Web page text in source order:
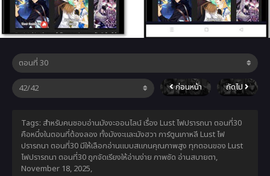
ก่อนหน้า ถัดไป
Tags: สำหรับคนชอบอ่านมังงะออนไลน์ เรื่อง Lust ไฟปรารถนา ตอนที่30
คือหนึ่งในตอนที่ต้องลอง ทั้งมังงะและมังฮวา การ์ตูนเกาหลี Lust ไฟ
ปรารถนา ตอนที่30 มีให้เลือกอ่านแบบสแกนคุณภาพสูง ทุกตอนของ Lust
ไฟปรารถนา ตอนที่30 ถูกจัดเรียงให้อ่านง่าย ภาพชัด อ่านสบายตา,
November 18, 2025,